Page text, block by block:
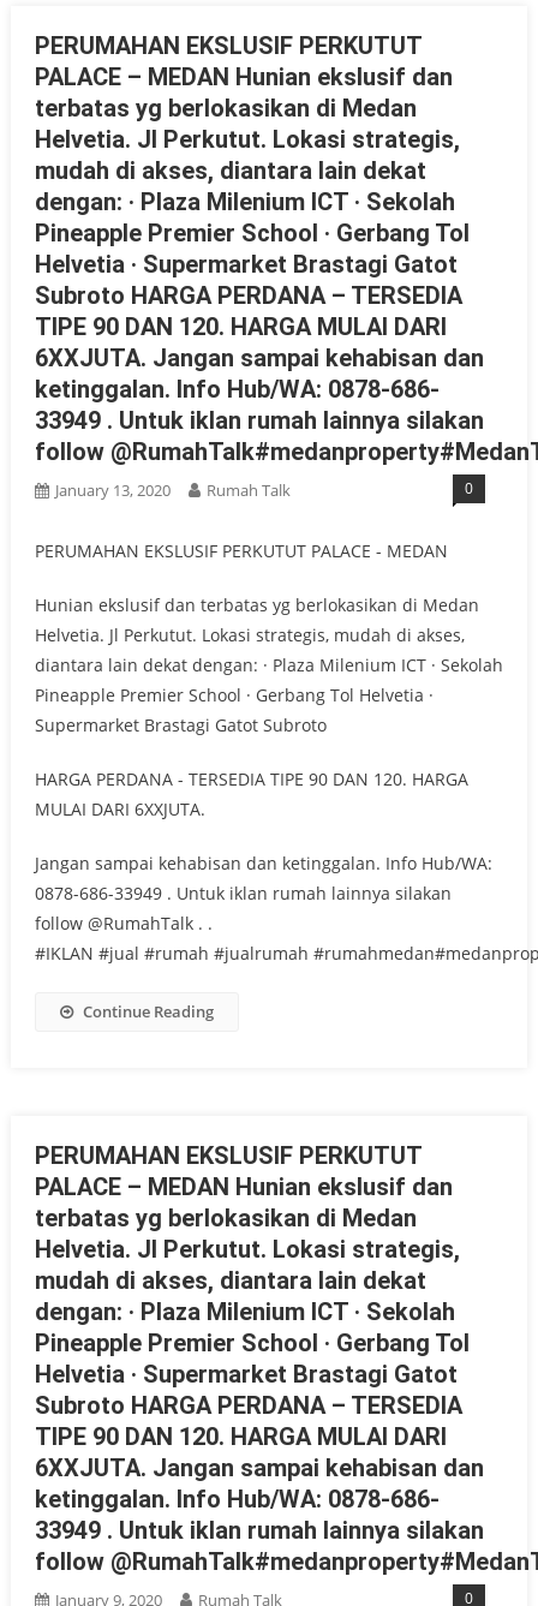
PERUMAHAN EKSLUSIF PERKUTUT
PALACE – MEDAN Hunian ekslusif dan
terbatas yg berlokasikan di Medan
Helvetia. Jl Perkutut. Lokasi strategis,
mudah di akses, diantara lain dekat
dengan: · Plaza Milenium ICT · Sekolah
Pineapple Premier School · Gerbang Tol
Helvetia · Supermarket Brastagi Gatot
Subroto HARGA PERDANA – TERSEDIA
TIPE 90 DAN 120. HARGA MULAI DARI
6XXJUTA. Jangan sampai kehabisan dan
ketinggalan. Info Hub/WA: 0878-686-
33949 . Untuk iklan rumah lainnya silakan
follow
January 13, 2020 Rumah Talk 0
PERUMAHAN EKSLUSIF PERKUTUT PALACE - MEDAN
Hunian ekslusif dan terbatas yg berlokasikan di Medan
Helvetia. Jl Perkutut. Lokasi strategis, mudah di akses,
diantara lain dekat dengan: · Plaza Milenium ICT · Sekolah
Pineapple Premier School · Gerbang Tol Helvetia ·
Supermarket Brastagi Gatot Subroto
HARGA PERDANA - TERSEDIA TIPE 90 DAN 120. HARGA
MULAI DARI 6XXJUTA.
Jangan sampai kehabisan dan ketinggalan. Info Hub/WA:
0878-686-33949 . Untuk iklan rumah lainnya silakan
follow @RumahTalk . .
#IKLAN #jual #rumah #jualrumah
Continue Reading
PERUMAHAN EKSLUSIF PERKUTUT
PALACE – MEDAN Hunian ekslusif dan
terbatas yg berlokasikan di Medan
Helvetia. Jl Perkutut. Lokasi strategis,
mudah di akses, diantara lain dekat
dengan: · Plaza Milenium ICT · Sekolah
Pineapple Premier School · Gerbang Tol
Helvetia · Supermarket Brastagi Gatot
Subroto HARGA PERDANA – TERSEDIA
TIPE 90 DAN 120. HARGA MULAI DARI
6XXJUTA. Jangan sampai kehabisan dan
ketinggalan. Info Hub/WA: 0878-686-
33949 . Untuk iklan rumah lainnya silakan
follow
January 9, 2020 Rumah Talk 0